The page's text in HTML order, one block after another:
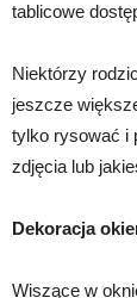
tablicowe
Niektórzy
jeszcze
tylko rysować i
zdjęcia lub
Dekoracja
Wiszące w